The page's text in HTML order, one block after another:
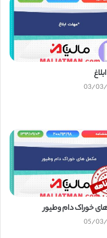
03/03/
خوراک دام وطیور
05/03/